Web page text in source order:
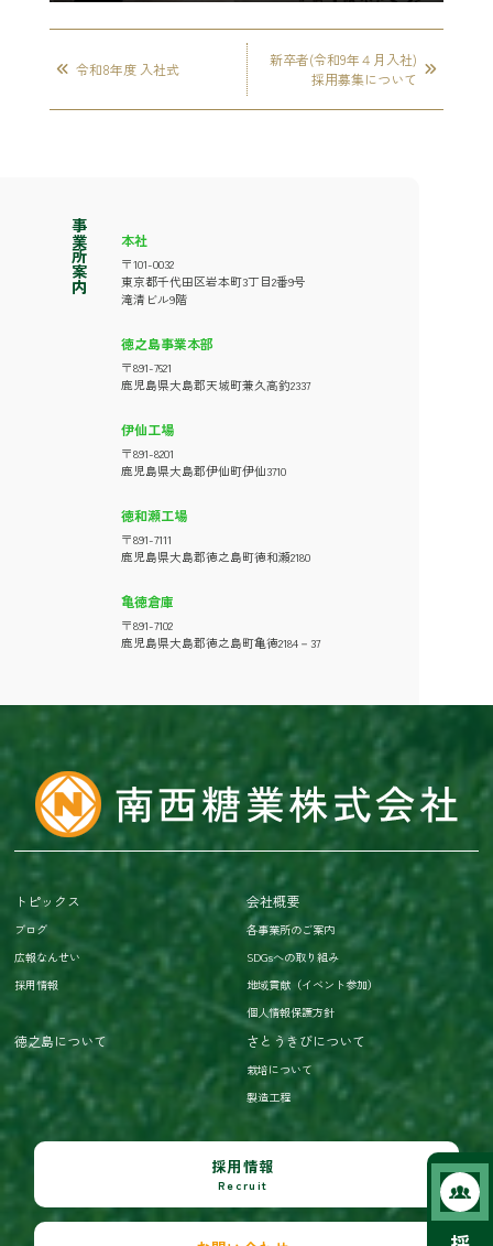
令和8年度 入社式
新卒者(令和9年４月入社)
採用募集について
事業所案内 本社
〒101-0032
東京都千代田区岩本町3丁目2番9号
滝清ビル9階
徳之島事業本部
〒891-7621
鹿児島県大島郡天城町兼久高釣2337
伊仙工場
〒891-8201
鹿児島県大島郡伊仙町伊仙3710
徳和瀬工場
〒891-7111
鹿児島県大島郡徳之島町徳和瀬2180
亀徳倉庫
〒891-7102
鹿児島県大島郡徳之島町亀徳2184－37
トピックス
ブログ
広報なんせい
採用情報
会社概要
各事業所のご案内
SDGsへの取り組み
地域貢献（イベント参加）
個人情報保護方針
徳之島について さとうきびについて
栽培について
製造工程
採用情報
Recruit